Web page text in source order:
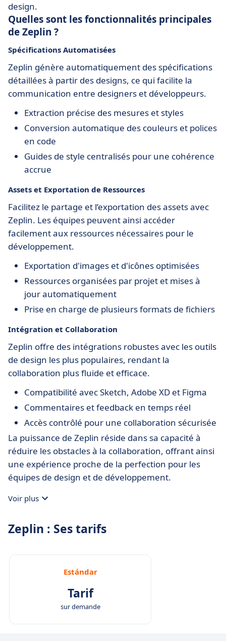
design.
Quelles sont les fonctionnalités principales
de Zeplin ?
Spécifications Automatisées
Zeplin génère automatiquement des spécifications
détaillées à partir des designs, ce qui facilite la
communication entre designers et développeurs.
Extraction précise des mesures et styles
Conversion automatique des couleurs et polices
en code
Guides de style centralisés pour une cohérence
accrue
Assets et Exportation de Ressources
Facilitez le partage et l’exportation des assets avec
Zeplin. Les équipes peuvent ainsi accéder
facilement aux ressources nécessaires pour le
développement.
Exportation d'images et d'icônes optimisées
Ressources organisées par projet et mises à
jour automatiquement
Prise en charge de plusieurs formats de fichiers
Intégration et Collaboration
Zeplin offre des intégrations robustes avec les outils
de design les plus populaires, rendant la
collaboration plus fluide et efficace.
Compatibilité avec Sketch, Adobe XD et Figma
Commentaires et feedback en temps réel
Accès contrôlé pour une collaboration sécurisée
La puissance de Zeplin réside dans sa capacité à
réduire les obstacles à la collaboration, offrant ainsi
une expérience proche de la perfection pour les
équipes de design et de développement.
Voir plus
Zeplin : Ses tarifs
Estándar
Tarif
sur demande